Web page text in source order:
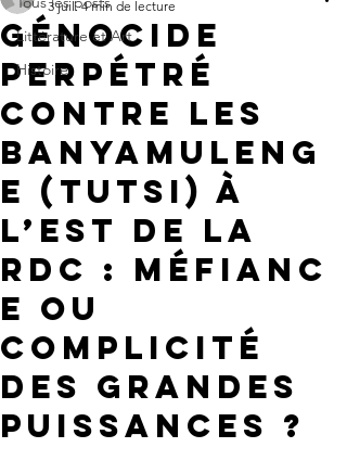
Littérature et Art
Histoire
Génocide
Perpétré
contre les
BANYAMULENG
E (Tutsi) à
l’Est de la
RDC : Méfianc
e ou
Complicité
des Grandes
Puissances ?
3 juil. 4 min de lecture